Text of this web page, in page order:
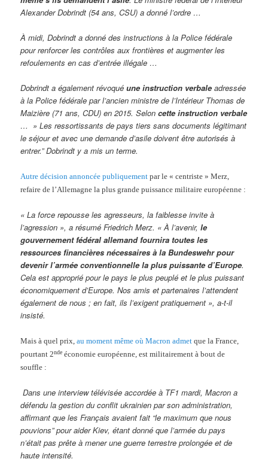
Alexander Dobrindt (54 ans, CSU) a donné l’ordre …
À midi, Dobrindt a donné des instructions à la Police fédérale
pour renforcer les contrôles aux frontières et augmenter les
refoulements en cas d’entrée illégale …
Dobrindt a également révoquéune instruction verbale adressée
à la Police fédérale par l’ancien ministre de l’Intérieur Thomas de
Maizière (71 ans, CDU) en 2015. Seloncette instruction verbale
… » Les ressortissants de pays tiers sans documents légitimant
le séjour et avec une demande d’asile doivent être autorisés à
entrer.” Dobrindt y a mis un terme.
Autre décision annoncée publiquement par le « centriste » Merz,
refaire de l’Allemagne la plus grande puissance militaire européenne :
« La force repousse les agresseurs, la faiblesse invite à
l’agression », a résumé Friedrich Merz. « À l’avenir,le
gouvernement fédéral allemand fournira toutes les
ressources financières nécessaires à la Bundeswehr pour
devenir l’armée conventionnelle la plus puissante d’Europe.
Cela est approprié pour le pays le plus peuplé et le plus puissant
économiquement d’Europe. Nos amis et partenaires l’attendent
également de nous ; en fait, ils l’exigent pratiquement », a-t-il
insisté.
Mais à quel prix,au moment même où Macron admet que la France,
pourtant 2nde économie européenne, est militairement à bout de
souffle :
Dans une interview télévisée accordée à TF1 mardi, Macron a
défendu la gestion du conflit ukrainien par son administration,
affirmant que les Français avaient fait “le maximum que nous
pouvions” pour aider Kiev, étant donné que l’armée du pays
n’était pas prête à mener une guerre terrestre prolongée et de
haute intensité.